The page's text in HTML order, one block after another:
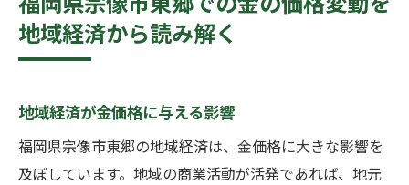
地域経済の安定性と金取引の相関
宗像市東郷での金相場の最新動向とその背景を
世界の金価格動向との比較
宗像市における金の供給チェーン
最新経済データが示す金相場の動き
地域経済から読み解く
地域経済が金価格に与える影響
福岡県宗像市東郷の地域経済は、金価格に大きな影響を
及ぼしています。地域の商業活動が活発であれば、地元